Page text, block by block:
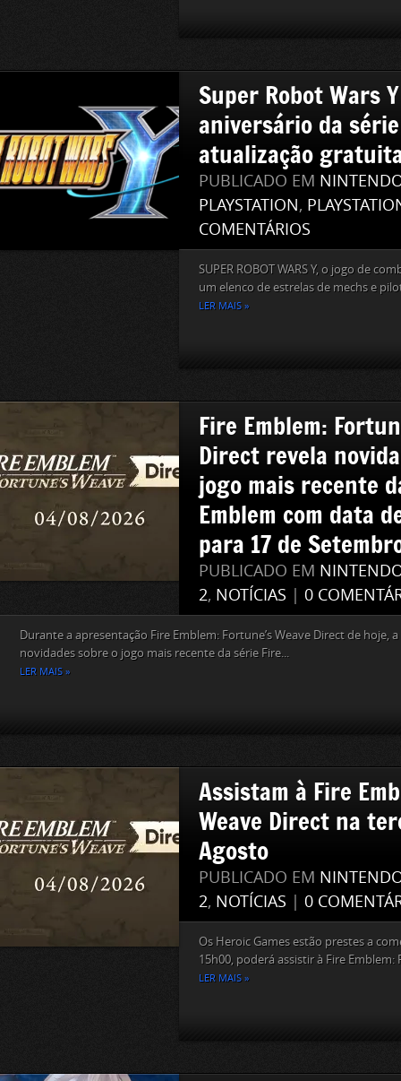
Super Robot Wars
aniversário da
atualização
PUBLICADO EM
PLAYSTATION,
COMENTÁRIOS
SUPER ROBOT WARS Y, o jogo de
um elenco de estrelas de mechs e
LER MAIS »
Fire Emblem:
Direct revela
jogo mais recente
Emblem com data
para 17 de
PUBLICADO EM
2, NOTÍCIAS 0
Durante a apresentação Fire Emblem: Fortune’s Weave Direct de hoje,
novidades sobre o jogo mais recente da série Fire...
LER MAIS »
Assistam à Fire
Weave Direct na
Agosto
PUBLICADO EM
2, NOTÍCIAS 0
Os Heroic Games estão prestes a
15h00, poderá assistir à Fire Emblem:
LER MAIS »